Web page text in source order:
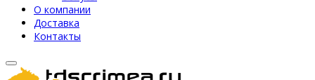
О компании
Доставка
Контакты